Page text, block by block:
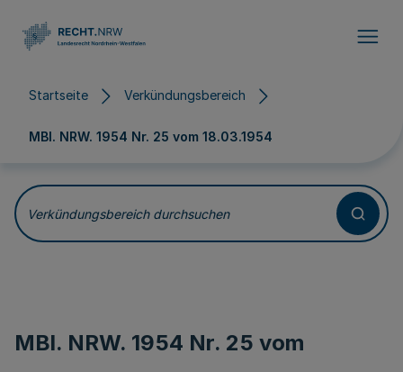
Startseite Verkündungsbereich
MBl. NRW. 1954 Nr. 25 vom 18.03.1954
Verkündungsbereich durchsuchen
MBl. NRW. 1954 Nr. 25 vom